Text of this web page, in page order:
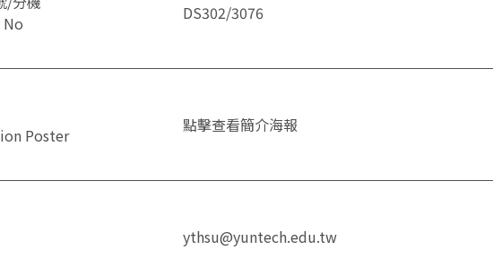
No
DS302/3076
Poster
點擊查看簡介海報
ythsu@yuntech.edu.tw